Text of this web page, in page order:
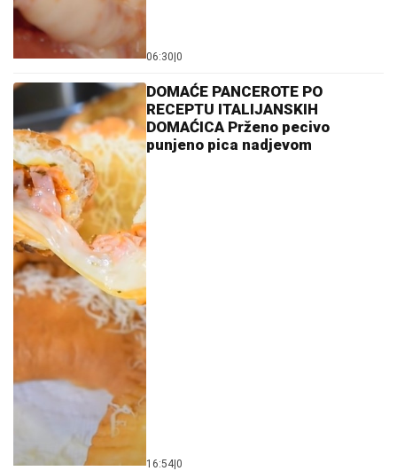
06:30 0
DOMAĆE PANCEROTE PO
RECEPTU ITALIJANSKIH
DOMAĆICA Prženo pecivo
punjeno pica nadjevom
16:54 0